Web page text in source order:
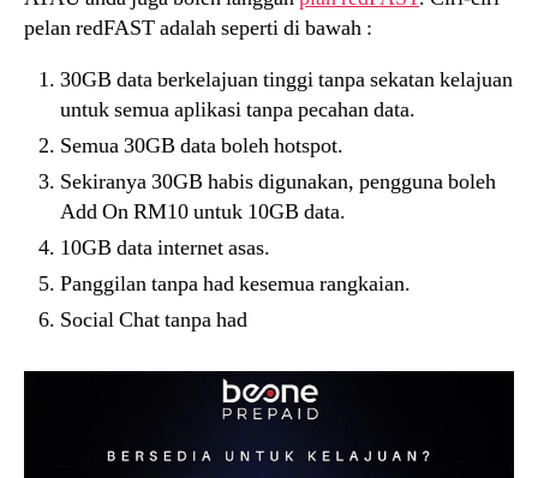
pelan redFAST adalah seperti di bawah :
30GB data berkelajuan tinggi tanpa sekatan kelajuan
untuk semua aplikasi tanpa pecahan data.
Semua 30GB data boleh hotspot.
Sekiranya 30GB habis digunakan, pengguna boleh
Add On RM10 untuk 10GB data.
10GB data internet asas.
Panggilan tanpa had kesemua rangkaian.
Social Chat tanpa had